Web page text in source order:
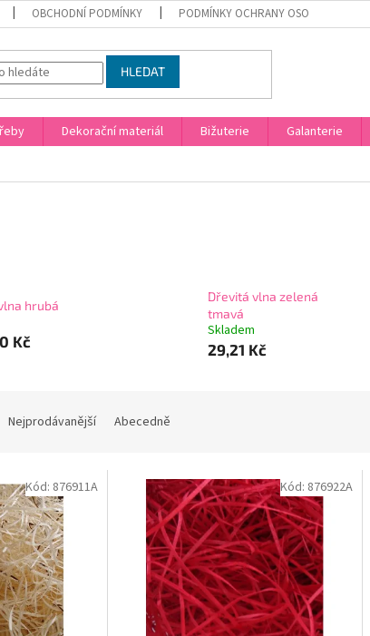
OBCHODNÍ PODMÍNKY PODMÍNKY OCHRANY OSOBNÍCH ÚDAJŮ
HLEDAT
Dekorační materiál Bižuterie Galanterie
hrubá
Kč
Dřevitá vlna zelená
tmavá
Skladem
29,21 Kč
Nejprodávanější Abecedně
Kód: 876911A Kód: 876922A